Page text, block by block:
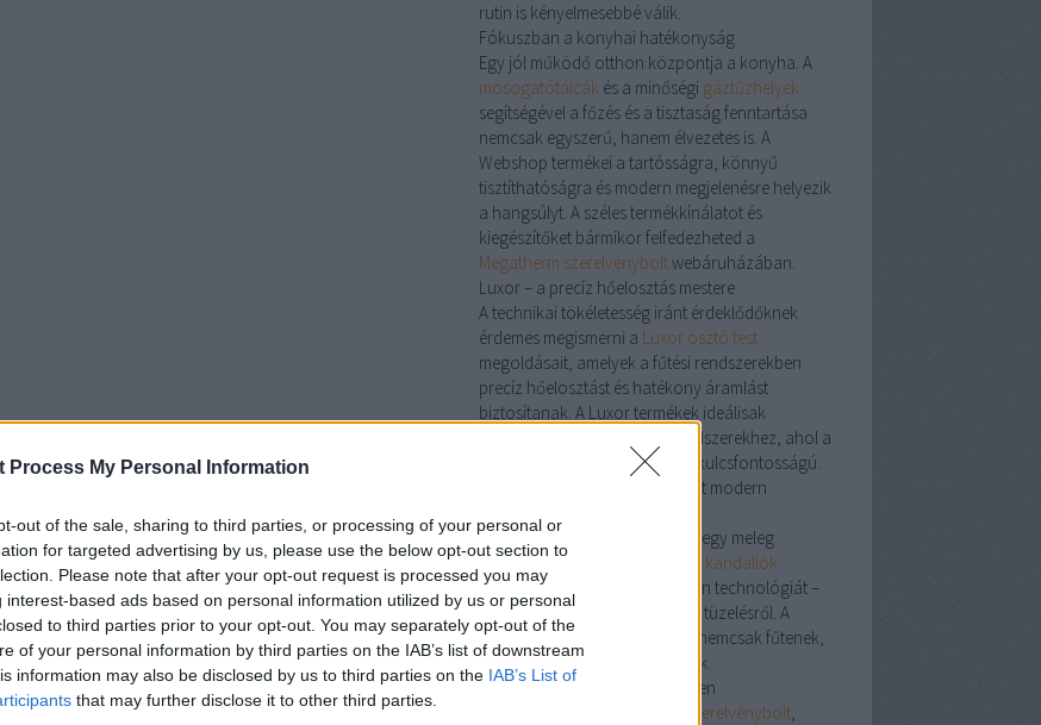
Process My Personal Information
out of the sale, sharing to third parties, or processing of your personal or
for targeted advertising by us, please use the below opt-out section to
Please note that after your opt-out request is processed you may
interest-based ads based on personal information utilized by us or personal
to third parties prior to your opt-out. You may separately opt-out of the
of your personal information by third parties on the IAB’s list of downstream
information may also be disclosed by us to third parties on the IAB’s List of
that may further disclose it to other third parties.
rutin is kényelmesebbé válik.
Fókuszban a konyhai hatékonyság
Egy jól működő otthon központja a konyha. A
mosogatótálcák és a minőségi gáztűzhelyek
segítségével a főzés és a tisztaság fenntartása
nemcsak egyszerű, hanem élvezetes is. A
Webshop termékei a tartósságra, könnyű
tisztíthatóságra és modern megjelenésre helyezik
a hangsúlyt. A széles termékkínálatot és
kiegészítőket bármikor felfedezheted a
Megatherm szerelvényboltwebáruházában.
Luxor – a precíz hőelosztás mestere
A technikai tökéletesség iránt érdeklődőknek
érdemes megismerni a Luxor osztó test
megoldásait, amelyek a fűtési rendszerekben
precíz hőelosztást és hatékony áramlást
biztosítanak. A Luxor termékek ideálisak
padlófűtésekhez és zónás rendszerekhez, ahol a
pontosság és megbízhatóság kulcsfontosságú.
Kandalló: a klasszikus hangulat modern
Nincs is meghittebb érzés, mint egy meleg
kandallómellett eltöltött este. A kandallók
egyesítik a tradíciót és a modern technológiát –
legyen szó fa-, gáz- vagy pellet tüzelésről. A
kínálatban található modellek nemcsak fűtenek,
hanem a lakás díszévé is válnak.
Komplex megoldások egy helyen
szerelvénybolt,